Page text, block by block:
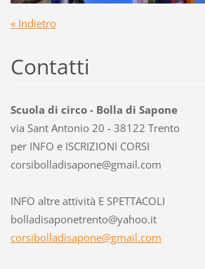
« Indietro
Contatti
Scuola di circo - Bolla di Sapone
via Sant Antonio 20 - 38122 Trento
per INFO e ISCRIZIONI CORSI
corsibolladisapone@gmail.com
INFO altre attività E SPETTACOLI
bolladisaponetrento@yahoo.it
corsibolladisapone@gmail.com